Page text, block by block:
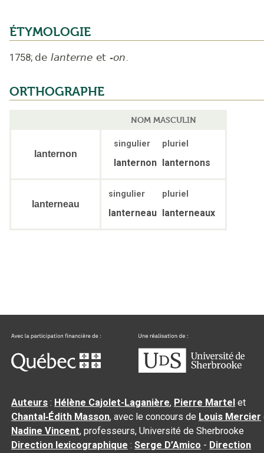
ÉTYMOLOGIE
1758; de lanterne et -on.
ORTHOGRAPHE
NOM MASCULIN
lanternon
singulier pluriel
lanternon lanternons
lanterneau
singulier pluriel
lanterneau lanterneaux
Auteurs : Hélène Cajolet-Laganière, Pierre Martel et
Chantal‑Édith Masson, avec le concours de Louis Mercier
Nadine Vincent, professeurs, Université de Sherbrooke
Direction lexicographique :Serge D’Amico - Direction